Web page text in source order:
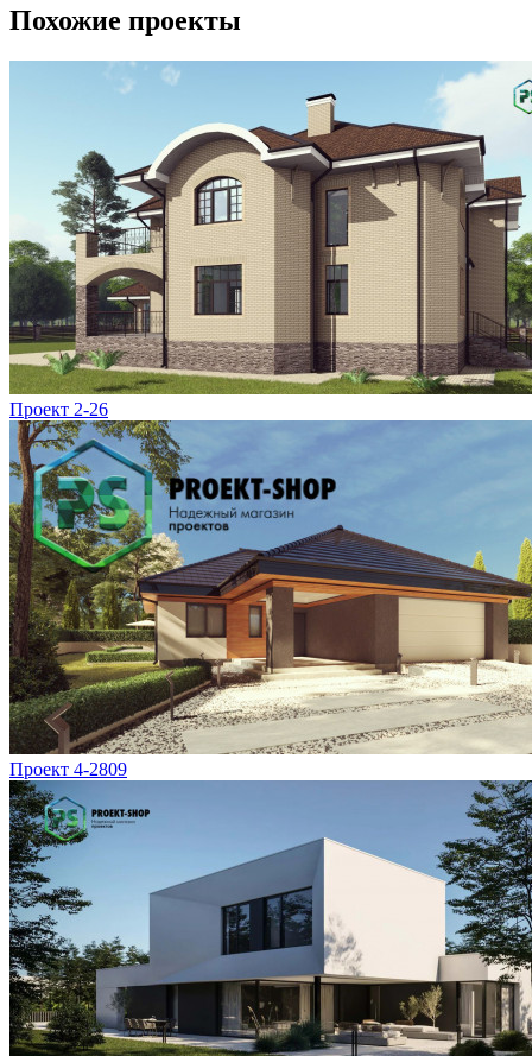
Похожие проекты
Проект 2-26
Проект 4-2809